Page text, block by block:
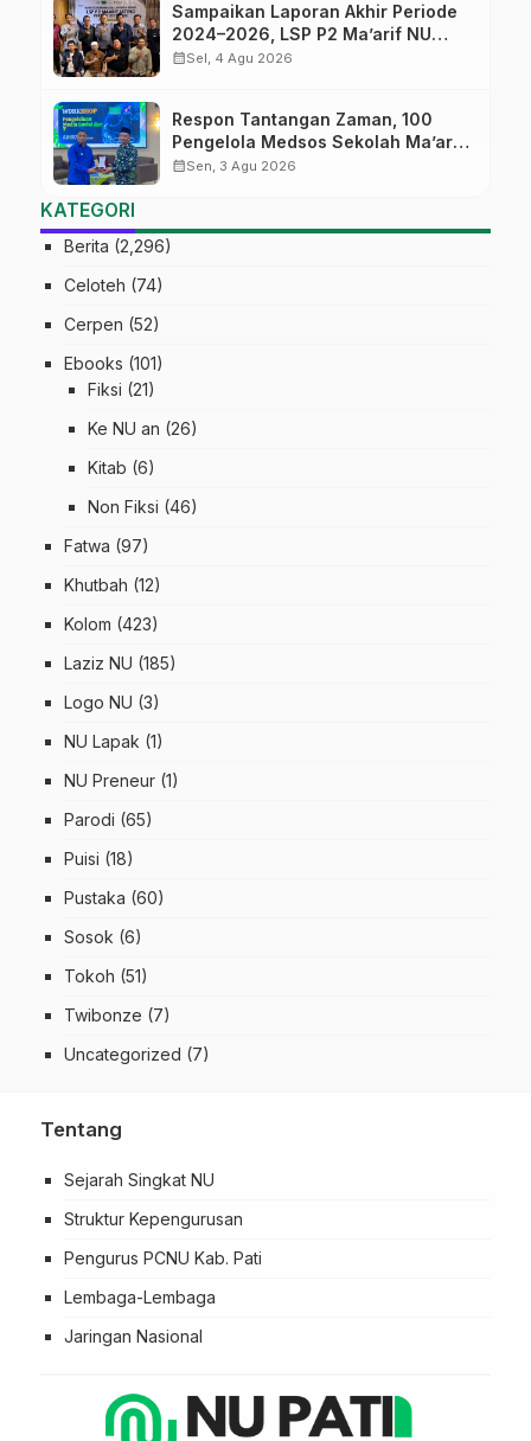
Sampaikan Laporan Akhir Periode
2024–2026, LSP P2 Ma’arif NU
Jateng Mantapkan Sinergi Link and
calendar_monthSel, 4 Agu 2026
Respon Tantangan Zaman, 100
Pengelola Medsos Sekolah Ma’arif
Pekalongan Ikuti Pelatihan Literasi
calendar_monthSen, 3 Agu 2026
KATEGORI
Berita (2,296)
Celoteh (74)
Cerpen (52)
Ebooks (101)
Fiksi (21)
Ke NU an (26)
Kitab (6)
Non Fiksi (46)
Fatwa (97)
Khutbah (12)
Kolom (423)
Laziz NU (185)
Logo NU (3)
NU Lapak (1)
NU Preneur (1)
Parodi (65)
Puisi (18)
Pustaka (60)
Sosok (6)
Tokoh (51)
Twibonze (7)
Uncategorized (7)
Tentang
Sejarah Singkat NU
Struktur Kepengurusan
Pengurus PCNU Kab. Pati
Lembaga-Lembaga
Jaringan Nasional